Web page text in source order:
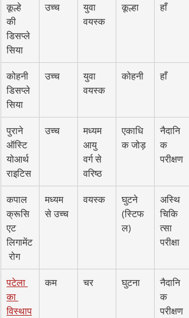
कूल्हे
की
डिसप्ले
सिया
उच्च
युवा
वयस्क
कूल्हा हाँ
कोहनी
डिसप्ले
सिया
उच्च
युवा
वयस्क
कोहनी हाँ
पुराने
ऑस्टि
योआर्थ
राइटिस
उच्च
मध्यम
आयु
वर्ग से
वरिष्ठ
एकाधि
क जोड़
नैदानि
क
परीक्षण
कपाल
क्रूसि
एट
लिगामेंट
रोग
मध्यम
से उच्च
वयस्क
घुटने
(स्टिफ
ल)
अस्थि
चिकि
त्सा
परीक्षा
पटेला
का
विस्थाप
कम चर घुटना
नैदानि
क
परीक्षण